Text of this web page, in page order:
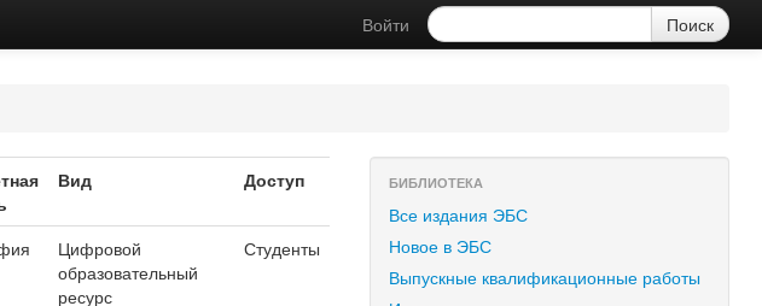
Войти
Вид Доступ
Цифровой
образовательный
ресурс
Студенты
БИБЛИОТЕКА
Все издания ЭБС
Новое в ЭБС
Выпускные квалификационные работы